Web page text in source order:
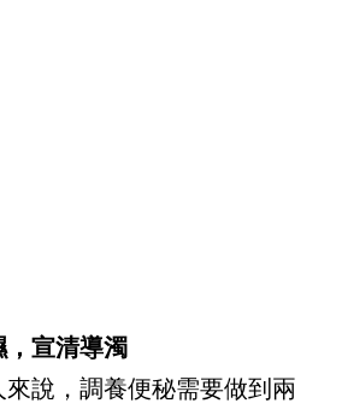
宣清導濁
說，調養便秘需要做到兩